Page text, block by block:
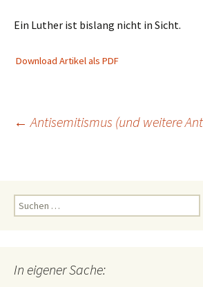
Ein Luther ist bislang nicht in Sicht.
Download Artikel als PDF
← Antisemitismus (und weitere
Suchen
nach:
In eigener Sache: